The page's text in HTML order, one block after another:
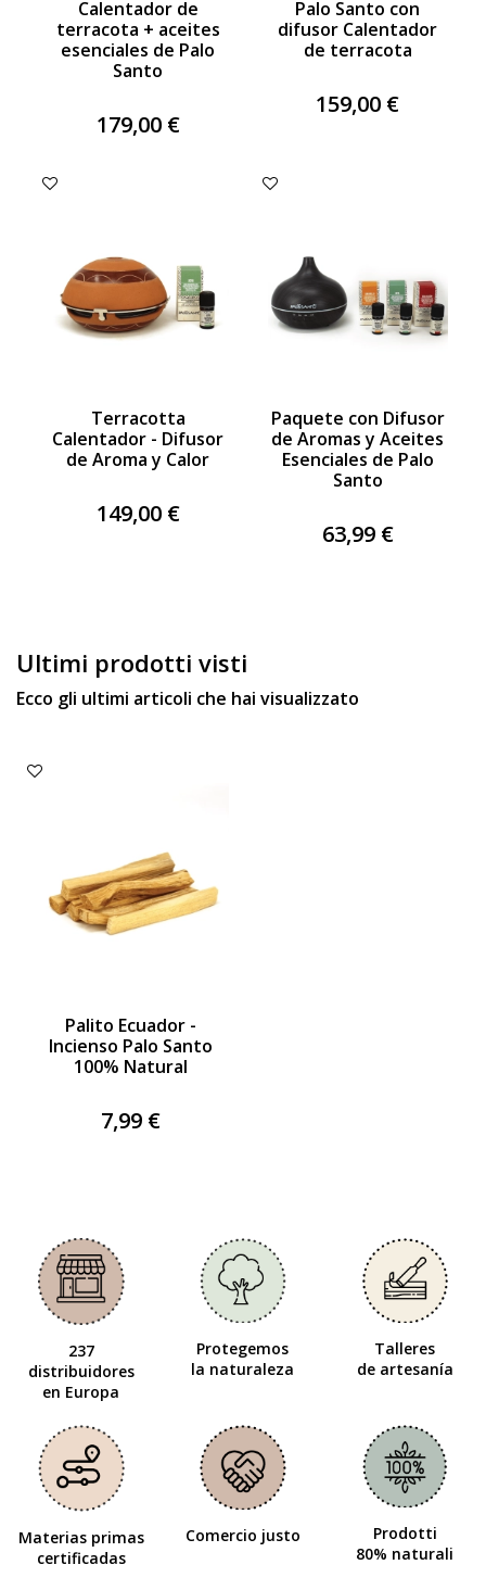
Calentador de
terracota + aceites
esenciales de Palo
Santo
179,00 €
Palo Santo con
difusor Calentador
de terracota
159,00 €
Terracotta
Calentador - Difusor
de Aroma y Calor
149,00 €
Paquete con Difusor
de Aromas y Aceites
Esenciales de Palo
Santo
63,99 €
Ultimi prodotti visti
Ecco gli ultimi articoli che hai visualizzato
Palito Ecuador -
Incienso Palo Santo
100% Natural
7,99 €
237
distribuidores
en Europa
Protegemos
la naturaleza
Talleres
de artesanía
Materias primas
certificadas
Comercio justo
Prodotti
80% naturali